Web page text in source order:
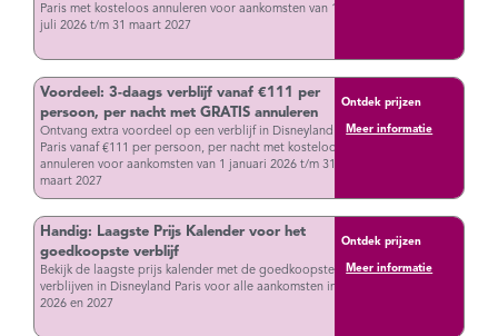
Paris met kosteloos annuleren voor aankomsten van 1
juli 2026 t/m 31 maart 2027
Voordeel: 3-daags verblijf vanaf €111 per
persoon, per nacht met GRATIS annuleren
Ontvang extra voordeel op een verblijf in Disneyland
Paris vanaf €111 per persoon, per nacht met kosteloos
annuleren voor aankomsten van 1 januari 2026 t/m 31
maart 2027
Ontdek prijzen
Meer informatie
Handig: Laagste Prijs Kalender voor het
goedkoopste verblijf
Bekijk de laagste prijs kalender met de goedkoopste
verblijven in Disneyland Paris voor alle aankomsten in
2026 en 2027
Ontdek prijzen
Meer informatie